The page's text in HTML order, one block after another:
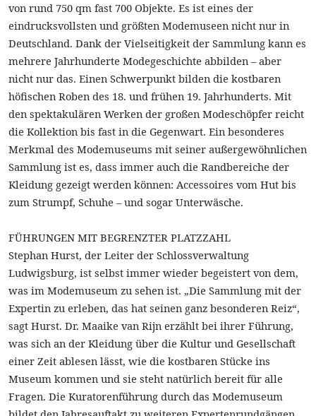
von rund 750 qm fast 700 Objekte. Es ist eines der
eindrucksvollsten und größten Modemuseen nicht nur in
Deutschland. Dank der Vielseitigkeit der Sammlung kann es
mehrere Jahrhunderte Modegeschichte abbilden – aber
nicht nur das. Einen Schwerpunkt bilden die kostbaren
höfischen Roben des 18. und frühen 19. Jahrhunderts. Mit
den spektakulären Werken der großen Modeschöpfer reicht
die Kollektion bis fast in die Gegenwart. Ein besonderes
Merkmal des Modemuseums mit seiner außergewöhnlichen
Sammlung ist es, dass immer auch die Randbereiche der
Kleidung gezeigt werden können: Accessoires vom Hut bis
zum Strumpf, Schuhe – und sogar Unterwäsche.
FÜHRUNGEN MIT BEGRENZTER PLATZZAHL
Stephan Hurst, der Leiter der Schlossverwaltung
Ludwigsburg, ist selbst immer wieder begeistert von dem,
was im Modemuseum zu sehen ist. „Die Sammlung mit der
Expertin zu erleben, das hat seinen ganz besonderen Reiz“,
sagt Hurst. Dr. Maaike van Rijn erzählt bei ihrer Führung,
was sich an der Kleidung über die Kultur und Gesellschaft
einer Zeit ablesen lässt, wie die kostbaren Stücke ins
Museum kommen und sie steht natürlich bereit für alle
Fragen. Die Kuratorenführung durch das Modemuseum